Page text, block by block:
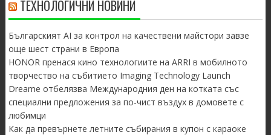
ТЕХНОЛОГИЧНИ НОВИНИ
Българският AI за контрол на качествени майстори завзе
още шест страни в Европа
HONOR пренася кино технологиите на ARRI в мобилното
творчество на събитието Imaging Technology Launch
Dreame отбелязва Международния ден на котката със
специални предложения за по-чист въздух в домовете с
любимци
Как да превърнете летните събирания в купон с караоке